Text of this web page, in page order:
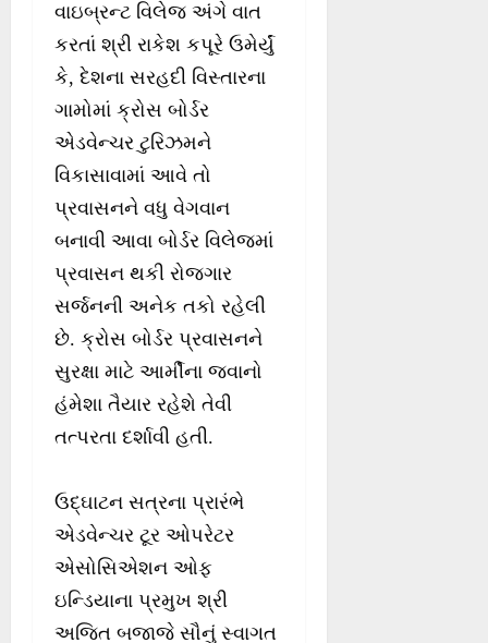
વાઇબ્રન્ટ વિલેજ અંગે વાત
કરતાં શ્રી રાકેશ કપૂરે ઉમેર્યું
કે, દેશના સરહદી વિસ્તારના
ગામોમાં ક્રોસ બોર્ડર
એડવેન્ચર ટુરિઝમને
વિકાસાવામાં આવે તો
પ્રવાસનને વધુ વેગવાન
બનાવી આવા બોર્ડર વિલેજમાં
પ્રવાસન થકી રોજગાર
સર્જનની અનેક તકો રહેલી
છે. ક્રોસ બોર્ડર પ્રવાસનને
સુરક્ષા માટે આર્મીના જવાનો
હંમેશા તૈયાર રહેશે તેવી
તત્પરતા દર્શાવી હતી.
ઉદ્ઘાટન સત્રના પ્રારંભે
એડવેન્ચર ટૂર ઓપરેટર
એસોસિએશન ઓફ
ઇન્ડિયાના પ્રમુખ શ્રી
અજિત બજાજે સૌનું સ્વાગત